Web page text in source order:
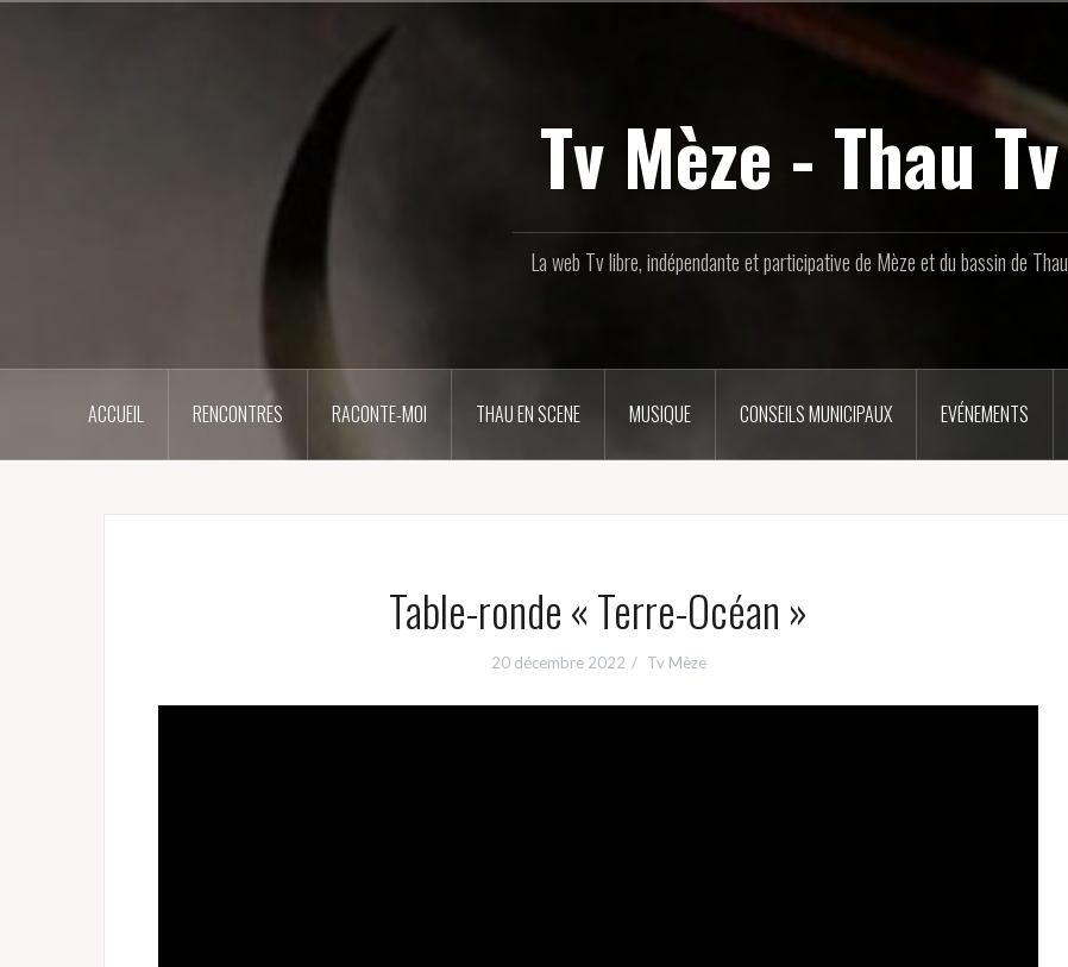
Tv Mèze - Thau Tv
La web Tv libre, indépendante et participative de Mèze et du bassin de Thau
ACCUEIL RENCONTRES RACONTE-MOI THAU EN SCENE MUSIQUE CONSEILS MUNICIPAUX EVÉNEMENTS
Table-ronde « Terre-Océan »
20 décembre 2022 Tv Mèze